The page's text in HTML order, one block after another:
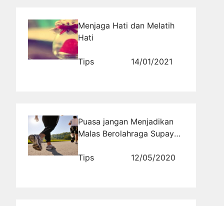
Menjaga Hati dan Melatih
Hati
Tips 14/01/2021
Puasa jangan Menjadikan
Malas Berolahraga Supaya
Tips
12/05/2020